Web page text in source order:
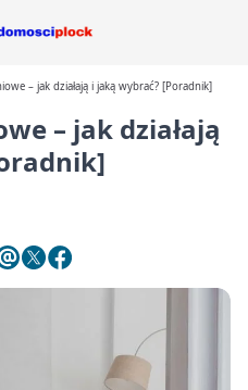
– jak działają i jaką wybrać? [Poradnik]
– jak działają